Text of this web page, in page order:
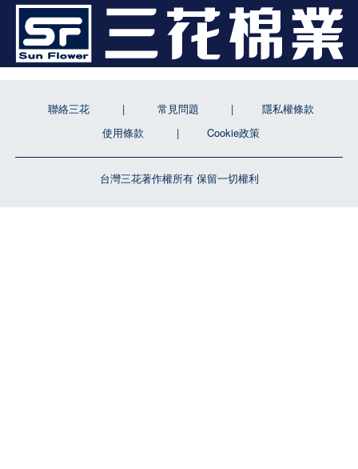
台灣三花著作權所有 保留一切權利
聯絡三花 常見問題
隱私權條款
使用條款
Cookie政策